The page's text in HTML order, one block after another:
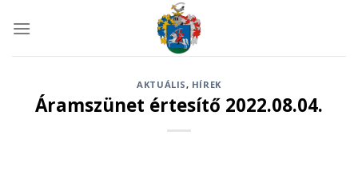
AKTUÁLIS, HÍREK
Áramszünet értesítő 2022.08.04.